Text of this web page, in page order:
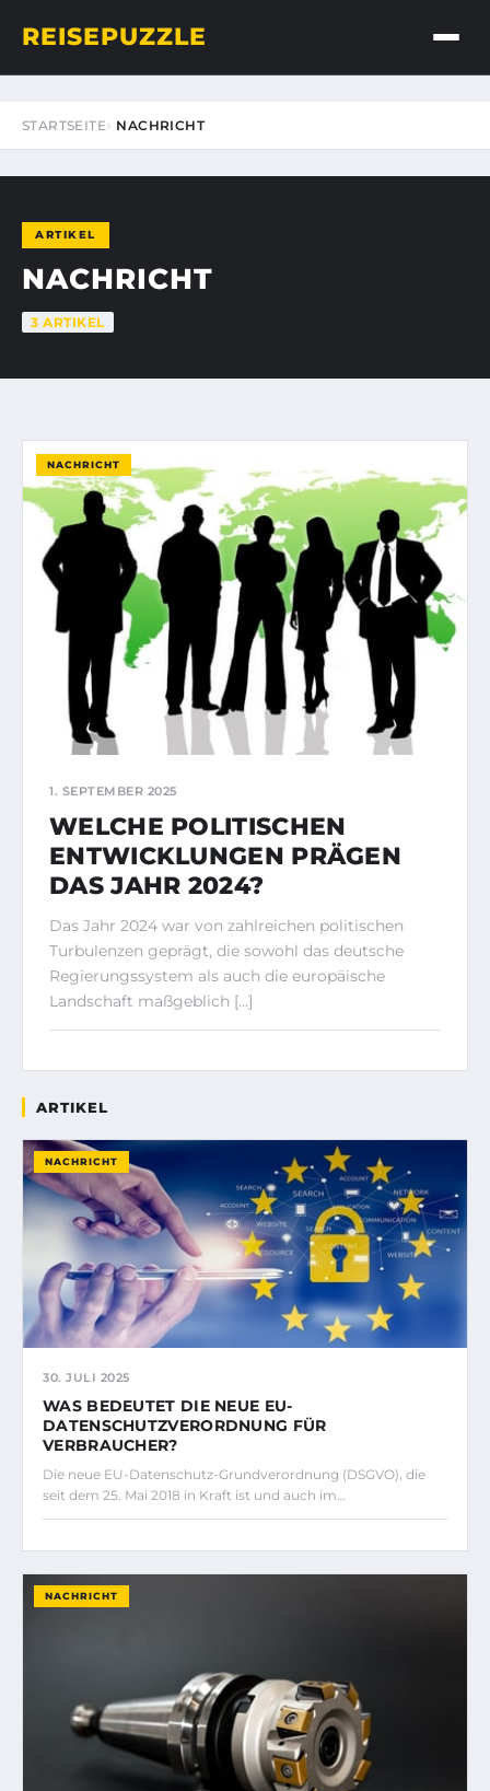
REISEPUZZLE
STARTSEITE NACHRICHT
ARTIKEL
NACHRICHT
3 ARTIKEL
NACHRICHT
1. SEPTEMBER 2025
WELCHE POLITISCHEN
ENTWICKLUNGEN PRÄGEN
DAS JAHR 2024?
Das Jahr 2024 war von zahlreichen politischen
Turbulenzen geprägt, die sowohl das deutsche
Regierungssystem als auch die europäische
Landschaft maßgeblich […]
ARTIKEL
NACHRICHT
30. JULI 2025
WAS BEDEUTET DIE NEUE EU-
DATENSCHUTZVERORDNUNG FÜR
VERBRAUCHER?
Die neue EU-Datenschutz-Grundverordnung (DSGVO), die
seit dem 25. Mai 2018 in Kraft ist und auch im…
NACHRICHT